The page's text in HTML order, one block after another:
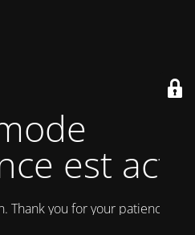
est actif
Thank you for your patience!